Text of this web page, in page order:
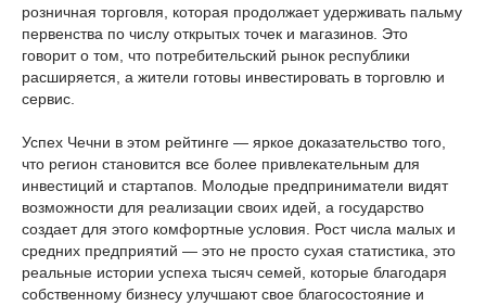
розничная торговля, которая продолжает удерживать пальму
первенства по числу открытых точек и магазинов. Это
говорит о том, что потребительский рынок республики
расширяется, а жители готовы инвестировать в торговлю и
сервис.
Успех Чечни в этом рейтинге — яркое доказательство того,
что регион становится все более привлекательным для
инвестиций и стартапов. Молодые предприниматели видят
возможности для реализации своих идей, а государство
создает для этого комфортные условия. Рост числа малых и
средних предприятий — это не просто сухая статистика, это
реальные истории успеха тысяч семей, которые благодаря
собственному бизнесу улучшают свое благосостояние и